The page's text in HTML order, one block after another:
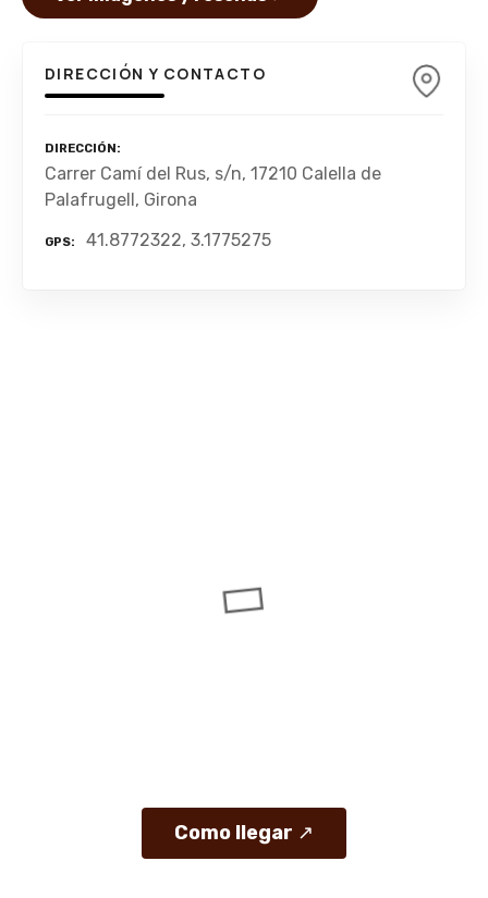
DIRECCIÓN Y CONTACTO
DIRECCIÓN
Carrer Camí del Rus, s/n, 17210 Calella de
Palafrugell, Girona
GPS 41.8772322, 3.1775275
Como llegar ↗